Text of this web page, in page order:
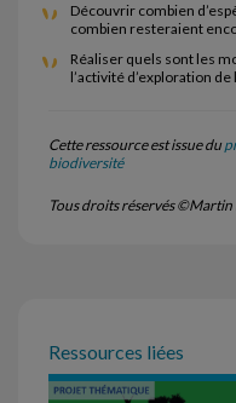
Découvrir combien
combien resteraient
Réaliser quels sont les
l’activité d’exploration
Cette ressource est issue du
biodiversité
Tous droits réservés ©Martin
Ressources liées